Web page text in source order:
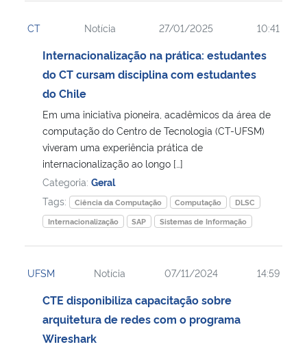
CT Notícia 27/01/2025 10:41
Internacionalização na prática: estudantes
do CT cursam disciplina com estudantes
do Chile
Em uma iniciativa pioneira, acadêmicos da área de
computação do Centro de Tecnologia (CT-UFSM)
viveram uma experiência prática de
internacionalização ao longo […]
Categoria: Geral
Tags:
Ciência da Computação Computação
DLSC
Internacionalização
SAP Sistemas de Informação
UFSM Notícia 07/11/2024 14:59
CTE disponibiliza capacitação sobre
arquitetura de redes com o programa
Wireshark